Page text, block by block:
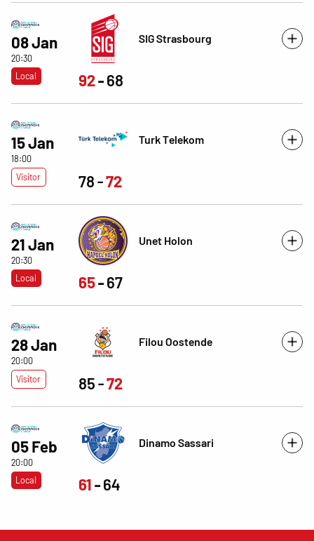
08 Jan
20:30
Local
SIG Strasbourg
92 68
15 Jan
18:00
Visitor
Turk Telekom
78 72
21 Jan
20:30
Local
Unet Holon
65 67
28 Jan
20:00
Visitor
Filou Oostende
85 72
05 Feb
20:00
Local
Dinamo Sassari
61 64